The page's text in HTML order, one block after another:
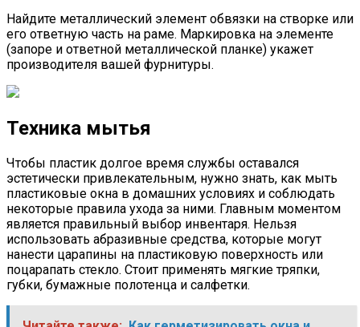
Найдите металлический элемент обвязки на створке или
его ответную часть на раме. Маркировка на элементе
(запоре и ответной металлической планке) укажет
производителя вашей фурнитуры.
Техника мытья
Чтобы пластик долгое время службы оставался
эстетически привлекательным, нужно знать, как мыть
пластиковые окна в домашних условиях и соблюдать
некоторые правила ухода за ними. Главным моментом
является правильный выбор инвентаря. Нельзя
использовать абразивные средства, которые могут
нанести царапины на пластиковую поверхность или
поцарапать стекло. Стоит применять мягкие тряпки,
губки, бумажные полотенца и салфетки.